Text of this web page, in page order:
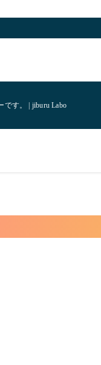
です。 | jiburu Labo